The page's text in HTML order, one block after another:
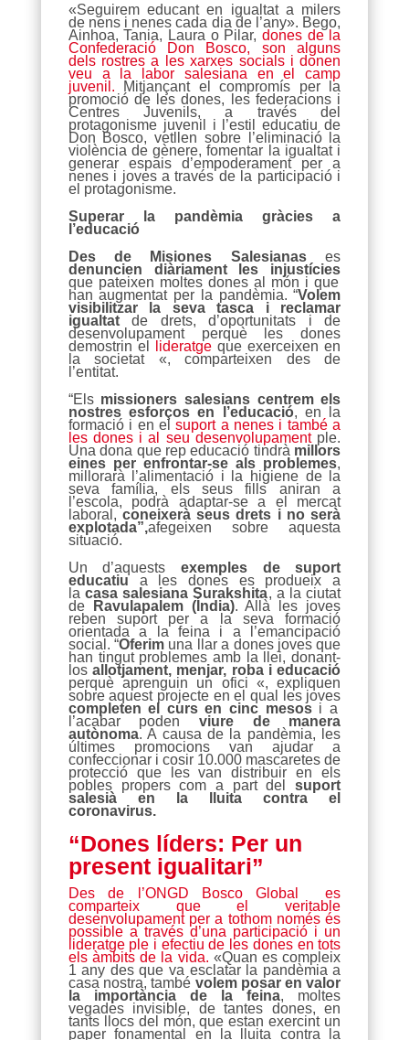
«Seguirem educant en igualtat a milers
de nens i nenes cada dia de l’any». Bego,
Ainhoa, Tania, Laura o Pilar, dones de la
Confederació Don Bosco, son alguns
dels rostres a les xarxes socials i donen
veu a la labor salesiana en el camp
juvenil. Mitjançant el compromís per la
promoció de les dones, les federacions i
Centres Juvenils, a través del
protagonisme juvenil i l’estil educatiu de
Don Bosco, vetllen sobre l’eliminació la
violència de gènere, fomentar la igualtat i
generar espais d’empoderament per a
nenes i joves a través de la participació i
el protagonisme.
Superar la pandèmia gràcies a
l’educació
Des de Misiones Salesianases
denuncien diàriament les injustícies
que pateixen moltes dones al món i que
han augmentat per la pandèmia. “Volem
visibilitzar la seva tasca i reclamar
igualtatde drets, d’oportunitats i de
desenvolupament perquè les dones
demostrin el
lideratgeque exerceixen en
la societat «, comparteixen des de
l’entitat.
“Els missioners salesians centrem els
nostres esforços en l’educació, en la
formació i en elsuport a nenes i també a
les dones i al seu desenvolupament ple.
Una dona que rep educació tindrà millors
eines per enfrontar-se als problemes,
millorarà l’alimentació i la higiene de la
seva família, els seus fills aniran a
l’escola, podrà adaptar-se a el mercat
laboral,coneixerà seus drets i no serà
explotada”,afegeixen sobre aquesta
situació.
Un d’aquests exemples de suport
educatiua les dones es produeix a
lacasa salesiana Surakshita, a la ciutat
de
Ravulapalem (Índia). Allà les joves
reben suport per a la seva formació
orientada a la feina i a l’emancipació
social. “Oferim una llar a dones joves que
han tingut problemes amb la llei, donant-
losallotjament, menjar, roba i educació
perquè aprenguin un ofici «, expliquen
sobre aquest projecte en el qual les joves
completen el curs en cinc mesosi a
l’acabar poden viure de manera
autònoma. A causa de la pandèmia, les
últimes promocions van ajudar a
confeccionar i cosir 10.000 mascaretes de
protecció que les van distribuir en els
pobles propers com a part delsuport
salesià en la lluita contra el
coronavirus.
“Dones líders: Per un
present igualitari”
Des de l’ONGD Bosco Global
es
comparteix que el veritable
desenvolupament per a tothom només és
possible a través d’una participació i un
lideratge ple i efectiu de les dones en tots
els àmbits de la vida. «Quan es compleix
1 any des que va esclatar la pandèmia a
casa nostra, també volem posar en valor
la importància de la feina, moltes
vegades invisible, de tantes dones, en
tants llocs del món, que estan exercint un
paper fonamental en la lluita contra la